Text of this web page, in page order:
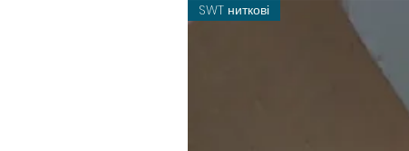
SWT ниткові